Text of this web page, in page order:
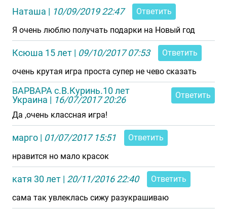
Наташа | 10/09/2019 22:47
Ответить
Я очень люблю получать подарки на Новый год
Ксюша 15 лет | 09/10/2017 07:53
Ответить
очень крутая игра проста супер не чево сказать
ВАРВАРА с.В.Куринь.10 лет
Украина | 16/07/2017 20:26 Ответить
Да ,очень классная игра!
марго | 01/07/2017 15:51
Ответить
нравится но мало красок
катя 30 лет | 20/11/2016 22:40
Ответить
сама так увлеклась сижу разукрашиваю